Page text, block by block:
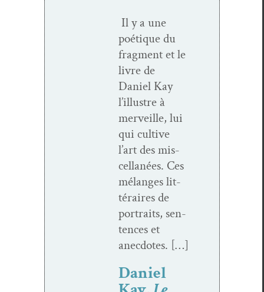
Il y a une
poé­tique du
frag­ment et le
livre de
Daniel Kay
l’illustre à
mer­veille, lui
qui cul­tive
l’art des mis­
cel­lanées. Ces
mélanges lit­
téraires de
por­traits, sen­
tences et
anecdotes. […]
Daniel